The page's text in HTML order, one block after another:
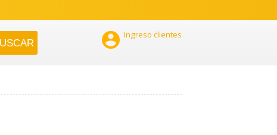
 Ingreso clientes